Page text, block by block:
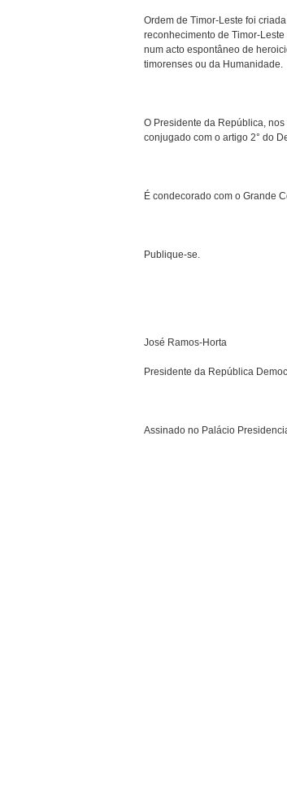
Ordem de Timor-Leste foi
reconhecimento de Timor-
num acto espontâneo de
timorenses ou da Humanidade.
O Presidente da República,
conjugado com o artigo 2° do
É condecorado com o Grande
Publique-se.
José Ramos-Horta
Presidente da República
Assinado no Palácio